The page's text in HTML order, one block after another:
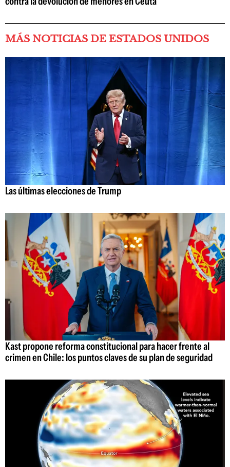
MÁS NOTICIAS DE ESTADOS UNIDOS
Las últimas elecciones de Trump
Kast propone reforma constitucional para hacer frente al
crimen en Chile: los puntos claves de su plan de seguridad